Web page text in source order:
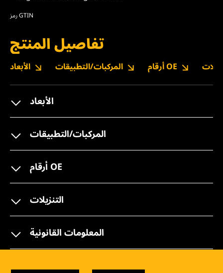
رمز GTIN
تفاصيل المنتج
الأبعاد المركبات/التطبيقات أرقام OE
الأبعاد
المركبات/التطبيقات
أرقام OE
التنزيلات
المعلومات القانونية